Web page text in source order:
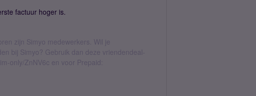
factuur hoger is.
zijn Simyo medewerkers. Wil je
bij Simyo? Gebruik dan deze vriendendeal-
only/ZnNV6c en voor Prepaid: